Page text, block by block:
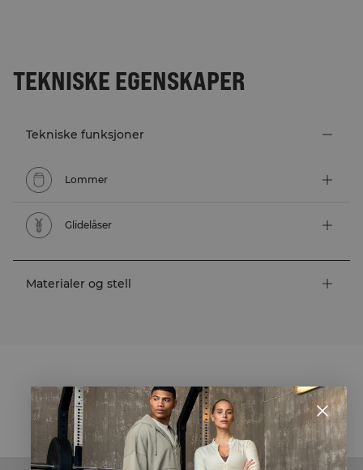
TEKNISKE EGENSKAPER
Tekniske funksjoner
Lommer
Glidelåser
Materialer og stell
STYLE WITH